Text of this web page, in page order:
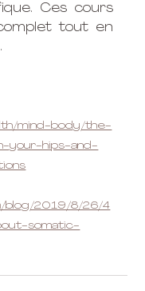
Ces cours
tout en
mind-body/the-
your-hips-and-
blog/2019/8/26/4
somatic-